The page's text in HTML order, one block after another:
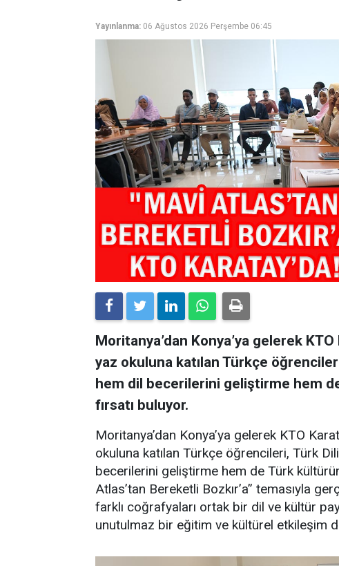
Yayınlanma: 06 Ağustos 2026 Perşembe 06:45
Moritanya’dan Konya’ya gelerek
yaz okuluna katılan Türkçe
hem dil becerilerini geliştirme hem
fırsatı buluyor.
Moritanya’dan Konya’ya gelerek KTO
okuluna katılan Türkçe öğrencileri, Türk
becerilerini geliştirme hem de Türk
Atlas’tan Bereketli Bozkır’a” temasıyla
farklı coğrafyaları ortak bir dil ve kültür
unutulmaz bir eğitim ve kültürel etkileşim